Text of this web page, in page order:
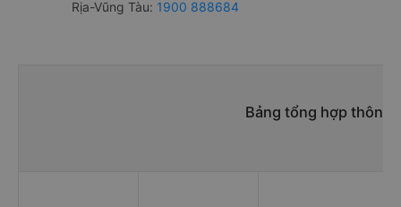
Rịa-Vũng Tàu: 1900 888684
Bảng tổng hợp thông